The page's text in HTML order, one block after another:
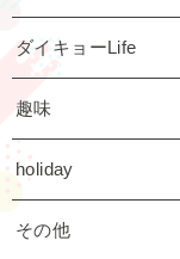
ダイキョーLife
趣味
holiday
その他